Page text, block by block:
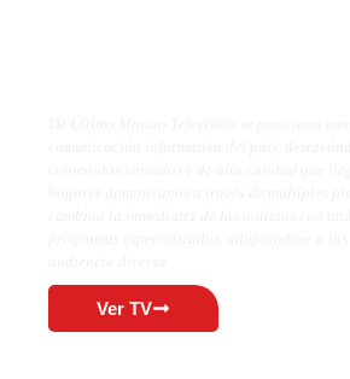
Ver TV